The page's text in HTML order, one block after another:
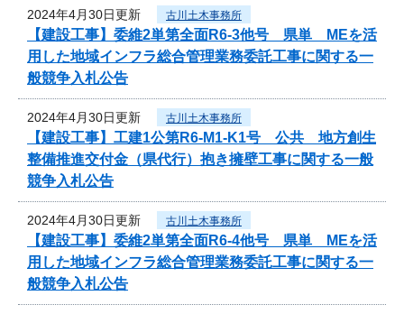
2024年4月30日更新 古川土木事務所
【建設工事】委維2単第全面R6-3他号 県単 MEを活
用した地域インフラ総合管理業務委託工事に関する一
般競争入札公告
2024年4月30日更新 古川土木事務所
【建設工事】工建1公第R6-M1-K1号 公共 地方創生
整備推進交付金（県代行）抱き擁壁工事に関する一般
競争入札公告
2024年4月30日更新 古川土木事務所
【建設工事】委維2単第全面R6-4他号 県単 MEを活
用した地域インフラ総合管理業務委託工事に関する一
般競争入札公告